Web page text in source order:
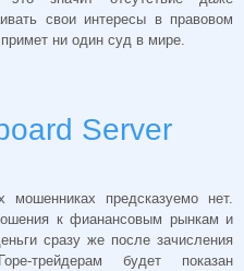
свои интересы в правовом
ни один суд в мире.
Server
предсказуемо нет.
к фианансовым рынкам и
сразу же после зачисления
трейдерам будет показан